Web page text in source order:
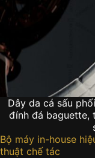
Dây da cá sấu
đính đá baguette,
Bộ máy in-house
thuật chế tác